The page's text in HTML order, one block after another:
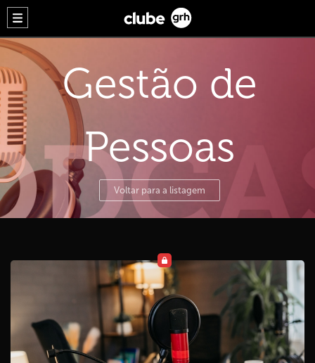
Gestão de
Pessoas
Voltar para a listagem